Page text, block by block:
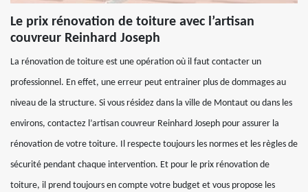
Le prix rénovation de toiture avec l’artisan
couvreur Reinhard Joseph
La rénovation de toiture est une opération où il faut contacter un
professionnel. En effet, une erreur peut entrainer plus de dommages au
niveau de la structure. Si vous résidez dans la ville de Montaut ou dans les
environs, contactez l’artisan couvreur Reinhard Joseph pour assurer la
rénovation de votre toiture. Il respecte toujours les normes et les règles de
sécurité pendant chaque intervention. Et pour le prix rénovation de
toiture, il prend toujours en compte votre budget et vous propose les